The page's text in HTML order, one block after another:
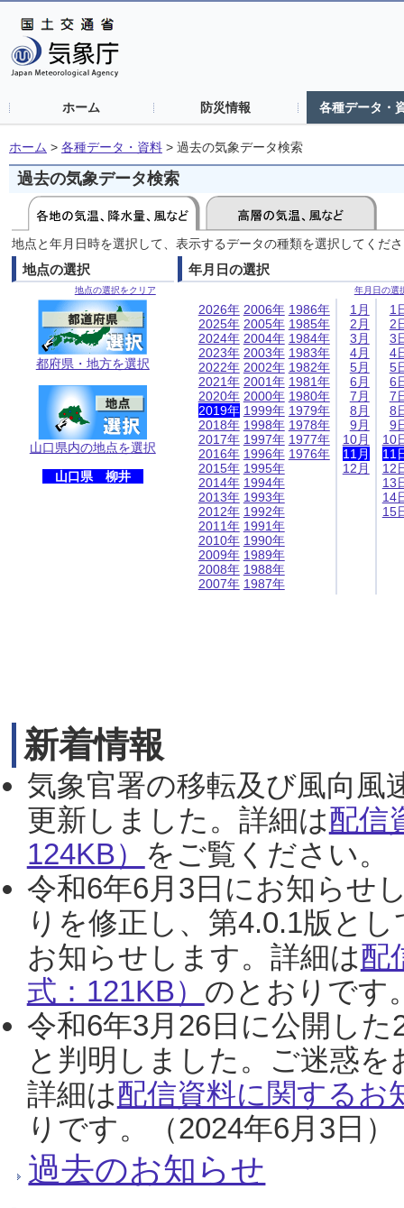
ホーム 防災情報 各種データ・
ホーム > 各種データ・資料 > 過去の気象データ検索
過去の気象データ検索
地点と年月日時を選択して、表示するデータの種類を選択してくだ
地点の選択
地点の選択をクリア
都府県・地方を選択
山口県内の地点を選択
山口県 柳井
年月日の選択
年月日の選
2026年
2025年
2024年
2023年
2022年
2021年
2020年
2019年
2018年
2017年
2016年
2015年
2014年
2013年
2012年
2011年
2010年
2009年
2008年
2007年
2006年
2005年
2004年
2003年
2002年
2001年
2000年
1999年
1998年
1997年
1996年
1995年
1994年
1993年
1992年
1991年
1990年
1989年
1988年
1987年
1986年
1985年
1984年
1983年
1982年
1981年
1980年
1979年
1978年
1977年
1976年
1月
2月
3月
4月
5月
6月
7月
8月
9月
10月
11月
12月
1
2
3
4
5
6
7
8
9
10
11
12
13
14
15
新着情報
気象官署の移転及び風向風
更新しました。詳細は配信
124KB） をご覧ください。
令和6年6月3日にお知らせ
りを修正し、第4.0.1版と
お知らせします。詳細は配
式：121KB） のとおりです
令和6年3月26日に公開し
と判明しました。ご迷惑
詳細は配信資料に関するお
りです。（2024年6月3日）
過去のお知らせ